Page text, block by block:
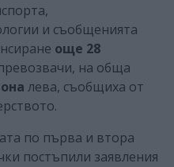
и съобщенията
още 28
на обща
лева, съобщиха от
по първа и втора
постъпили заявления